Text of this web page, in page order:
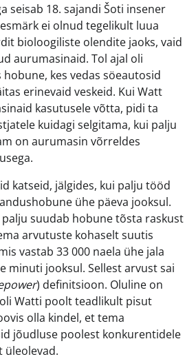
seisab 18. sajandi Šoti insener
ei olnud tegelikult luua
bioloogiliste olendite jaoks, vaid
aurumasinaid. Tol ajal oli
kes vedas söeautosid
erinevaid veskeid. Kui Watt
kasutusele võtta, pidi ta
kuidagi selgitama, kui palju
on aurumasin võrreldes
katseid, jälgides, kui palju tööd
ühe päeva jooksul.
palju suudab hobune tõsta raskust
arvutuste kohaselt suutis
vastab 33 000 naela ühe jala
minuti jooksul. Sellest arvust sai
) definitsioon. Oluline on
Watti poolt teadlikult pisut
olla kindel, et tema
jõudluse poolest konkurentidele
üleolevad.